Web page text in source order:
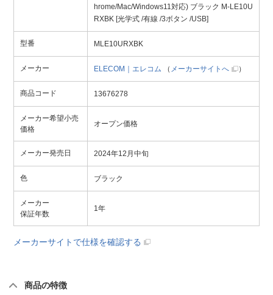
hrome/Mac/Windows11対応) ブラック M-LE10U
RXBK [光学式 /有線 /3ボタン /USB]
型番 MLE10URXBK
メーカー ELECOM｜エレコム （ メーカーサイトへ ）
商品コード 13676278
メーカー希望小売
価格
オープン価格
メーカー発売日 2024年12月中旬
色 ブラック
メーカー
保証年数
1年
メーカーサイトで仕様を確認する
商品の特徴